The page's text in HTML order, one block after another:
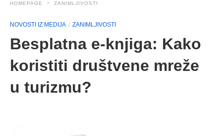
HOMEPAGE ZANIMLJIVOSTI
NOVOSTI IZ MEDIJA ZANIMLJIVOSTI
Besplatna e-knjiga: Kako
koristiti društvene mreže
u turizmu?